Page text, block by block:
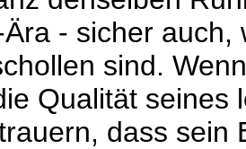
- sicher
sind.
Qualität seines
dass sein